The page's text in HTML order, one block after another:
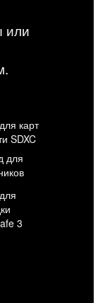
или
карт
SDXC
для
3